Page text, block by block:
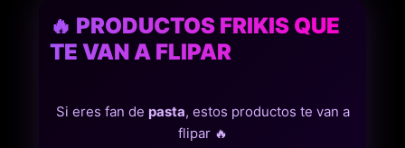
🔥 PRODUCTOS FRIKIS QUE
TE VAN A FLIPAR
Si eres fan de pasta, estos productos te van a
flipar 🔥